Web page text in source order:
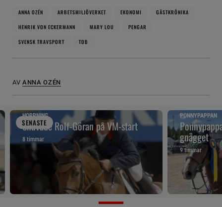
ANNA OZÉN ARBETSMILJÖVERKET EKONOMI
GÄSTKRÖNIKA
HENRIK VON ECKERMANN
MARY LOU
PENGAR
SVENSK TRAVSPORT
TDB
AV ANNA OZÉN
SENASTE
HOPPNING
Snuvade Rolf-Göran på VM-start
8 timmar
PONNYPAPPAN
gnägget
9 timmar